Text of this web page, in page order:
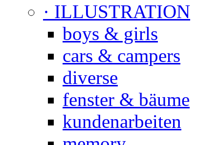
· ILLUSTRATION
boys & girls
cars & campers
diverse
fenster & bäume
kundenarbeiten